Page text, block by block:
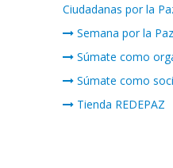
Ciudadanas por la
Semana por la Paz
Súmate como
Súmate como
Tienda REDEPAZ